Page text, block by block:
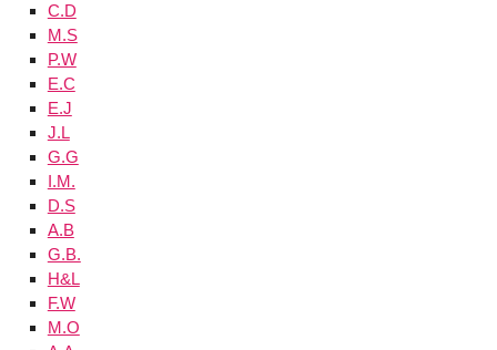
C.D
M.S
P.W
E.C
E.J
J.L
G.G
I.M.
D.S
A.B
G.B.
H&L
F.W
M.O